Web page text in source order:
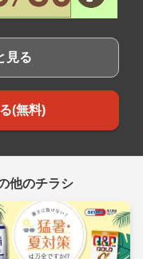
見る
(無料)
他のチラシ